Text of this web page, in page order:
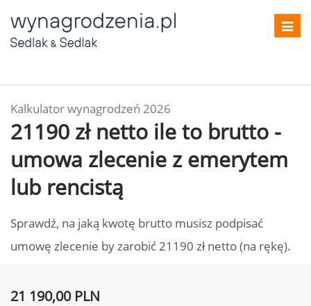
Kalkulator wynagrodzeń 2026
21190 zł netto ile to brutto -
umowa zlecenie z emerytem
lub rencistą
Sprawdź, na jaką kwotę brutto musisz podpisać
umowę zlecenie by zarobić 21190 zł netto (na rękę).
21 190,00 PLN